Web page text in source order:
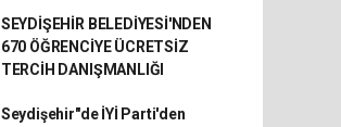
SEYDİŞEHİR BELEDİYESİ'NDEN
670 ÖĞRENCİYE ÜCRETSİZ
TERCİH DANIŞMANLIĞI
Seydişehir"de İYİ Parti'den